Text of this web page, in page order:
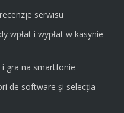
serwisu
wpłat i wypłat w kasynie
gra na smartfonie
de software și selecția